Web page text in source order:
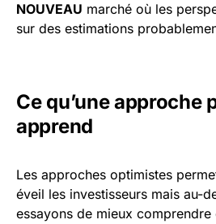
NOUVEAU marché où les
sur des estimations
Ce qu’une approche
apprend
Les approches optimistes
éveil les investisseurs mais au-
essayons de mieux